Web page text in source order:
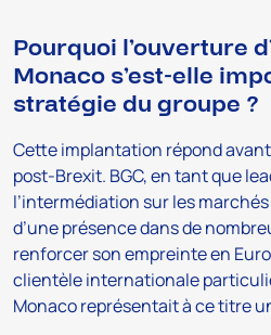
Pourquoi l’ouverture
Monaco s’est-elle
stratégie du groupe ?
Cette implantation répond
post-Brexit. BGC, en tant que
l’intermédiation sur les
d’une présence dans de
renforcer son empreinte en
clientèle internationale
Monaco représentait à ce titre